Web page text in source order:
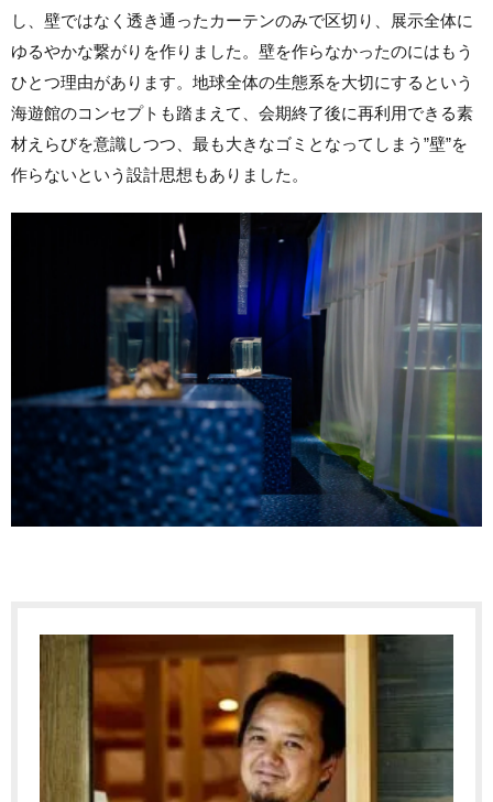
し、壁ではなく 透き通ったカーテンのみで区切り、展示全体に
ゆるやかな繋がりを作りました。壁を作らなかったのにはもう
ひとつ理由があります。 地球全体の生態系を大切にするという
海遊館のコンセプトも踏まえて、会期終了後に再利用できる素
材えらびを意識しつつ、最も大きなゴミとなってしまう”壁”を
作らないという設計思想もありました。